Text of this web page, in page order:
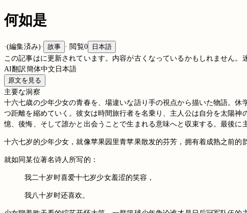
何如是
·(編集済み)· 故事 · 閲覧0
日本語
この記事はに更新されています。内容が古くなっているかもしれません。
AI翻訳簡体中文 日本語
原文を見る
主要な洞察
十六七歳の少年少女の青春を、場違いな語り手の視点から描いた物語。
つ距離を縮めていく。彼女は時間旅行者を名乗り、主人公は自分を太陽
憶、後悔、そして誰かと出会うことで生まれる意味へと収束する。最後に
十六七岁的少年少女，就像苹果园里青苹果散发的芬芳，拥有着成熟之前的
就如同某位著名诗人所写的：
我二十岁时喜爱十七岁少女羞涩的笑容，
我八十岁时还喜欢。